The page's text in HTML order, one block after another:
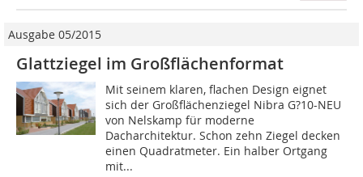
Ausgabe 05/2015
Glattziegel im Großflächenformat
Mit seinem klaren, flachen Design eignet
sich der Großflächenziegel Nibra G?10-NEU
von Nelskamp für moderne
Dacharchitektur. Schon zehn Ziegel decken
einen Quadratmeter. Ein halber Ortgang
mit...